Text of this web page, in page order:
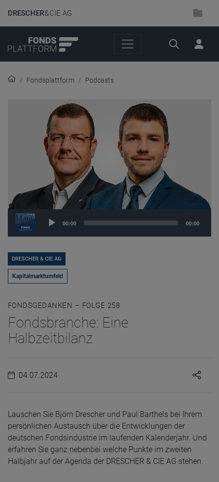
DRESCHER& CIE AG
Suche
Fondsplattform Podcasts
Audio
00:00 00:00
DRESCHER & CIE AG
Kapitalmarktumfeld
FONDSGEDANKEN – FOLGE 258
Fondsbranche: Eine
Halbzeitbilanz
04.07.2024
Lauschen Sie Björn Drescher und Paul Barthels bei Ihrem
persönlichen Austausch über die Entwicklungen der
deutschen Fondsindustrie im laufenden Kalenderjahr. Und
erfahren Sie ganz nebenbei welche Punkte im zweiten
Halbjahr auf der Agenda der DRESCHER & CIE AG stehen.